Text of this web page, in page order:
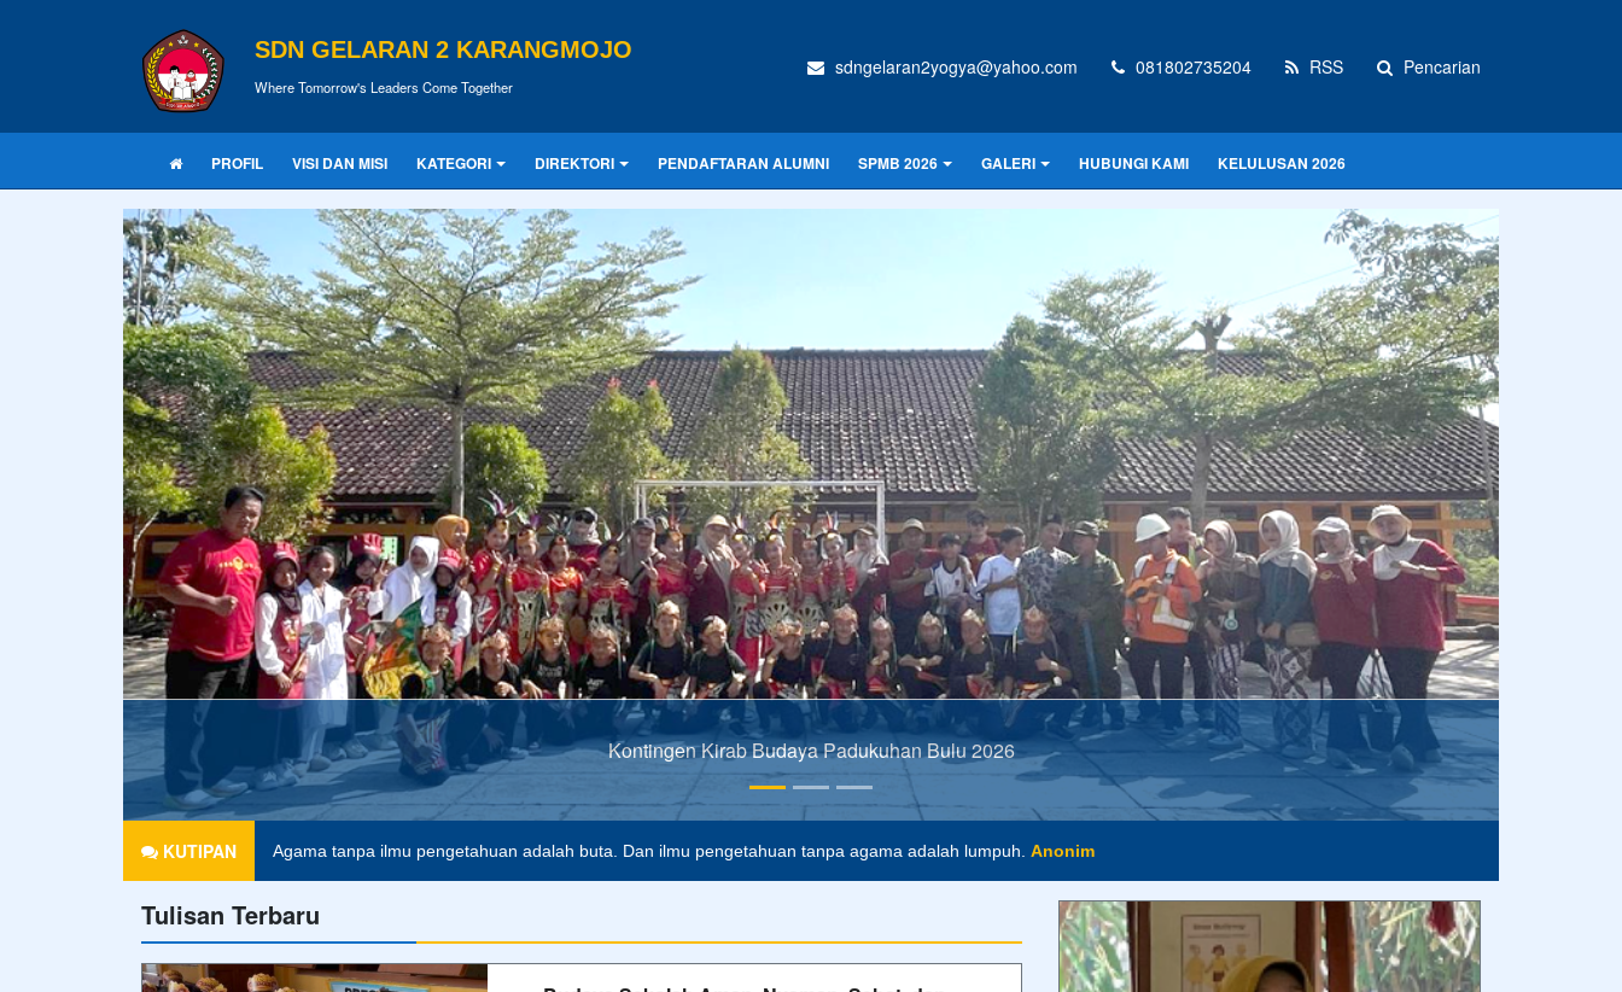
SDN GELARAN 2 KARANGMOJO
Where Tomorrow's Leaders Come Together
sdngelaran2yogya@yahoo.com 081802735204 RSS Pencarian
PROFIL VISI DAN MISI KATEGORI DIREKTORI PENDAFTARAN ALUMNI SPMB 2026 GALERI HUBUNGI KAMI KELULUSAN 2026
Perkemahan Satu Hari (Persari)
KUTIPAN
Pendidikan merupakan tiket untuk masa depan. Hari esok untuk orang-orang yang telah mempersiapkan dirinya hari ini.Anonim
Agama tanpa ilmu pengetahuan adalah buta. Dan ilmu pengetahuan tanpa agama adalah lumpuh. Anonim
Tulisan Terbaru